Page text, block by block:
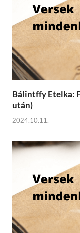
Bálintffy Etelka:
után)
2024.10.11.